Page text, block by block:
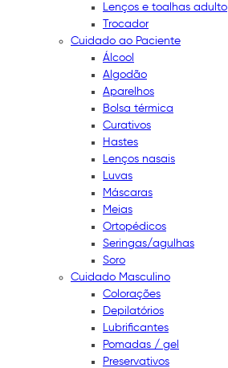
Lenços e toalhas adulto
Trocador
Cuidado ao Paciente
Álcool
Algodão
Aparelhos
Bolsa térmica
Curativos
Hastes
Lenços nasais
Luvas
Máscaras
Meias
Ortopédicos
Seringas/agulhas
Soro
Cuidado Masculino
Colorações
Depilatórios
Lubrificantes
Pomadas / gel
Preservativos